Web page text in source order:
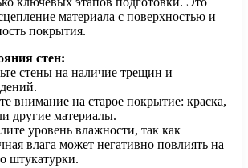
материала с поверхностью и
покрытия.
стен:
стены на наличие трещин и
внимание на старое покрытие: краска,
другие материалы.
уровень влажности, так как
влага может негативно повлиять на
штукатурки.